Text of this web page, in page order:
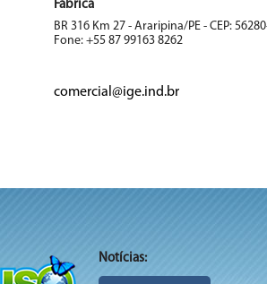
Fábrica
BR 316 Km 27 - Araripina/PE - CEP:
Fone: +55 87 99163 8262
comercial@ige.ind.br
Notícias: